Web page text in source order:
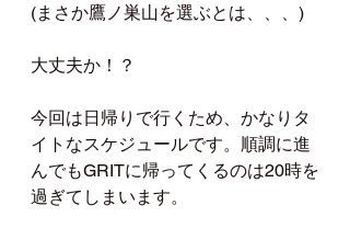
(まさか鷹ノ巣山を選ぶとは、、、)
大丈夫か！？
今回は日帰りで行くため、かなりタ
イトなスケジュールです。順調に進
んでもGRITに帰ってくるのは20時を
過ぎてしまいます。